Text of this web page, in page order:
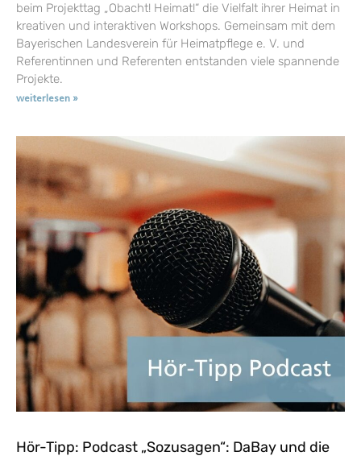
beim Projekttag „Obacht! Heimat!“ die Vielfalt ihrer Heimat in
kreativen und interaktiven Workshops. Gemeinsam mit dem
Bayerischen Landesverein für Heimatpflege e. V. und
Referentinnen und Referenten entstanden viele spannende
Projekte.
weiterlesen »
Hör-Tipp: Podcast „Sozusagen“: DaBay und die